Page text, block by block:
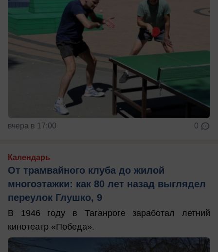
вчера в 17:00 0
Календарь
От трамвайного клуба до жилой
многоэтажки: как 80 лет назад выглядел
переулок Глушко, 9
В 1946 году в Таганроге заработал летний
кинотеатр «Победа».